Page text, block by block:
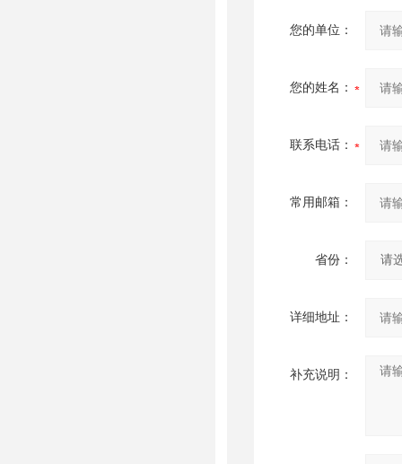
您的单位：
您的姓名：
联系电话：
常用邮箱：
省份：
详细地址：
补充说明：